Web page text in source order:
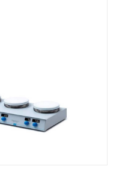
Instrumentation
Microscopy